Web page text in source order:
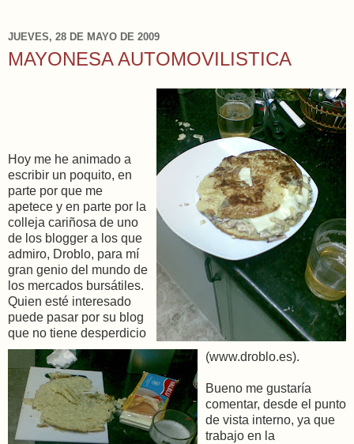
JUEVES, 28 DE MAYO DE 2009
MAYONESA AUTOMOVILISTICA
Hoy me he animado a
escribir un poquito, en
parte por que me
apetece y en parte por la
colleja cariñosa de uno
de los blogger a los que
admiro, Droblo, para mí
gran genio del mundo de
los mercados bursátiles.
Quien esté interesado
puede pasar por su blog
que no tiene desperdicio
(www.droblo.es).
Bueno me gustaría
comentar, desde el punto
de vista interno, ya que
trabajo en la